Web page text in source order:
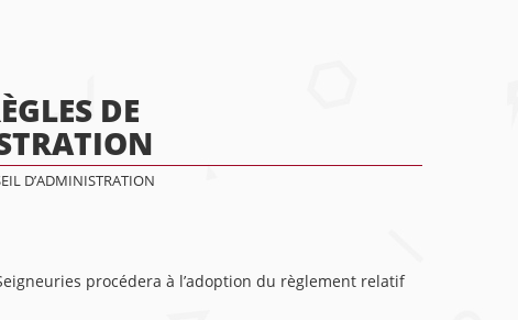
DE
D’ADMINISTRATION
procédera à l’adoption du règlement relatif